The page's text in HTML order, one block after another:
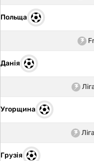
Польща
Данія
Угорщина
Грузія